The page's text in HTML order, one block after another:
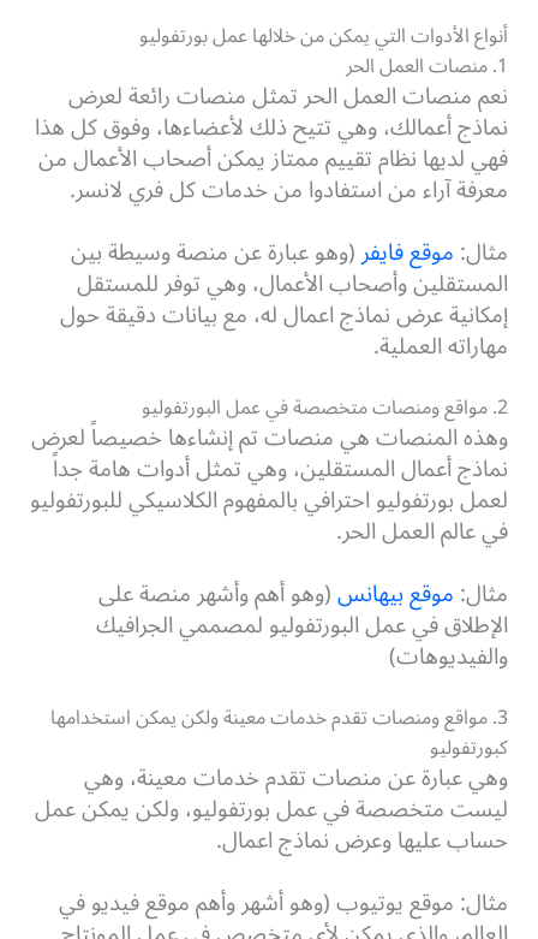
أنواع الأدوات التي يمكن من خلالها عمل بورتفوليو
1. منصات العمل الحر
نعم منصات العمل الحر تمثل منصات رائعة لعرض
نماذج أعمالك، وهي تتيح ذلك لأعضاءها، وفوق كل هذا
فهي لديها نظام تقييم ممتاز يمكن أصحاب الأعمال من
معرفة آراء من استفادوا من خدمات كل فري لانسر.
مثال:موقع فايفر(وهو عبارة عن منصة وسيطة بين
المستقلين وأصحاب الأعمال، وهي توفر للمستقل
إمكانية عرض نماذج اعمال له، مع بيانات دقيقة حول
مهاراته العملية.
2. مواقع ومنصات متخصصة في عمل البورتفوليو
وهذه المنصات هي منصات تم إنشاءها خصيصاً لعرض
نماذج أعمال المستقلين، وهي تمثل أدوات هامة جداً
لعمل بورتفوليو احترافي بالمفهوم الكلاسيكي للبورتفوليو
في عالم العمل الحر.
مثال:موقع بيهانس(وهو أهم وأشهر منصة على
الإطلاق في عمل البورتفوليو لمصممي الجرافيك
والفيديوهات)
3. مواقع ومنصات تقدم خدمات معينة ولكن يمكن استخدامها
كبورتفوليو
وهي عبارة عن منصات تقدم خدمات معينة، وهي
ليست متخصصة في عمل بورتفوليو، ولكن يمكن عمل
حساب عليها وعرض نماذج اعمال.
مثال: موقع يوتيوب (وهو أشهر وأهم موقع فيديو في